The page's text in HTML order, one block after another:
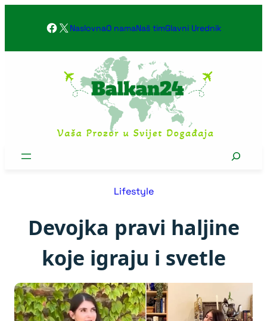
Facebook
X NaslovnaO namaNaš timGlavni Urednik
Search
Lifestyle
Devojka pravi haljine
koje igraju i svetle